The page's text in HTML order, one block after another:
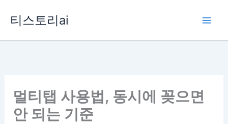
티스토리ai
멀티탭 사용법, 동시에 꽂으면
안 되는 기준